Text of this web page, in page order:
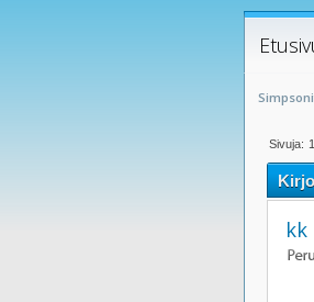
Sivuja: 1
kk